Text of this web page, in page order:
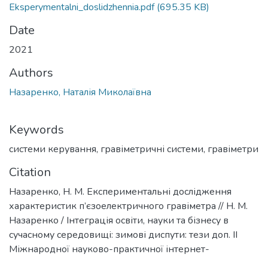
Eksperymentalni_doslidzhennia.pdf(695.35 KB)
Date
2021
Authors
Назаренко, Наталія Миколаївна
Keywords
системи керування, гравіметричні системи, гравіметри
Citation
Назаренко, Н. М. Експериментальні дослідження
характеристик п’єзоелектричного гравіметра // Н. М.
Назаренко / Інтеграція освіти, науки та бізнесу в
сучасному середовищі: зимові диспути: тези доп. II
Міжнародної науково-практичної інтернет-